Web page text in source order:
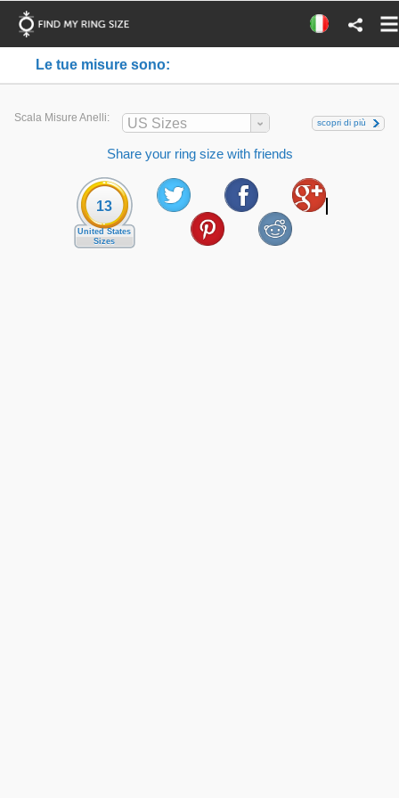
Le tue misure sono:
Scala Misure Anelli: US Sizes scopri di più
Share your ring size with friends
13
United States
Sizes